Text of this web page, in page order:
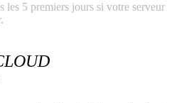
les 5 premiers jours si votre serveur